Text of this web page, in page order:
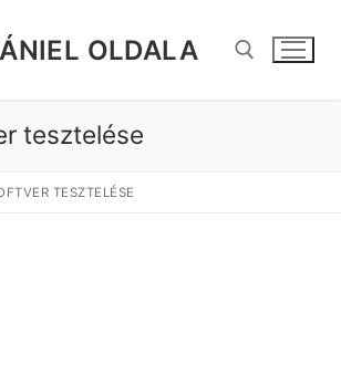
OLDALA
Keresése:
tesztelése
TESZTELÉSE